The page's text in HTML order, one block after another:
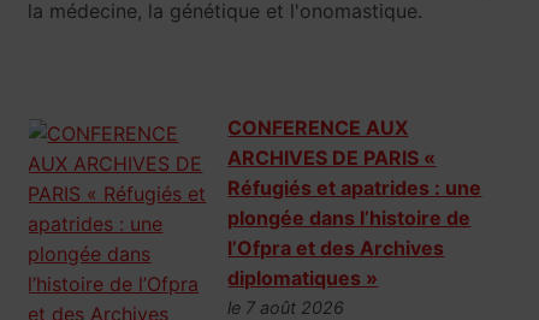
la médecine, la génétique et l'onomastique.
CONFERENCE AUX
ARCHIVES DE PARIS «
Réfugiés et apatrides : une
plongée dans l’histoire de
l’Ofpra et des Archives
diplomatiques »
le 7 août 2026